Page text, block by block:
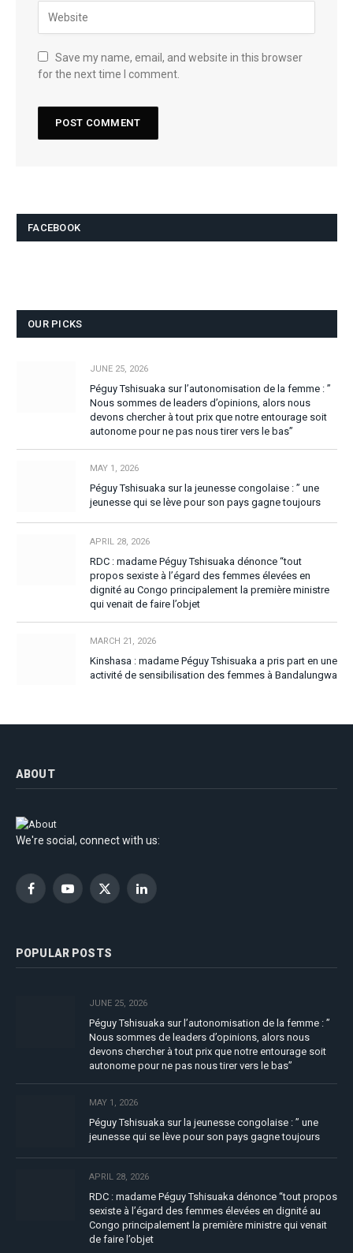
Save my name, email, and website in this browser
for the next time I comment.
FACEBOOK
OUR PICKS
JUNE 25, 2026
Péguy Tshisuaka sur l’autonomisation de la femme : ”
Nous sommes de leaders d’opinions, alors nous
devons chercher à tout prix que notre entourage soit
autonome pour ne pas nous tirer vers le bas”
MAY 1, 2026
Péguy Tshisuaka sur la jeunesse congolaise : ” une
jeunesse qui se lève pour son pays gagne toujours
APRIL 28, 2026
RDC : madame Péguy Tshisuaka dénonce “tout
propos sexiste à l’égard des femmes élevées en
dignité au Congo principalement la première ministre
qui venait de faire l’objet
MARCH 21, 2026
Kinshasa : madame Péguy Tshisuaka a pris part en une
activité de sensibilisation des femmes à Bandalungwa
ABOUT
We're social, connect with us:
FacebookYouTubeX
LinkedIn
POPULAR POSTS
JUNE 25, 2026
Péguy Tshisuaka sur l’autonomisation de la femme : ”
Nous sommes de leaders d’opinions, alors nous
devons chercher à tout prix que notre entourage soit
autonome pour ne pas nous tirer vers le bas”
MAY 1, 2026
Péguy Tshisuaka sur la jeunesse congolaise : ” une
jeunesse qui se lève pour son pays gagne toujours
APRIL 28, 2026
RDC : madame Péguy Tshisuaka dénonce “tout propos
sexiste à l’égard des femmes élevées en dignité au
Congo principalement la première ministre qui venait
de faire l’objet